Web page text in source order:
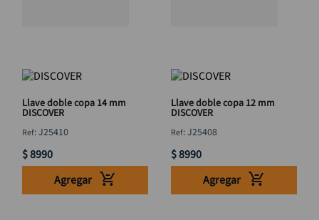
Llave doble copa 14 mm
DISCOVER
:J25410
$8990
Agregar
Llave doble copa 12 mm
DISCOVER
:J25408
$8990
Agregar